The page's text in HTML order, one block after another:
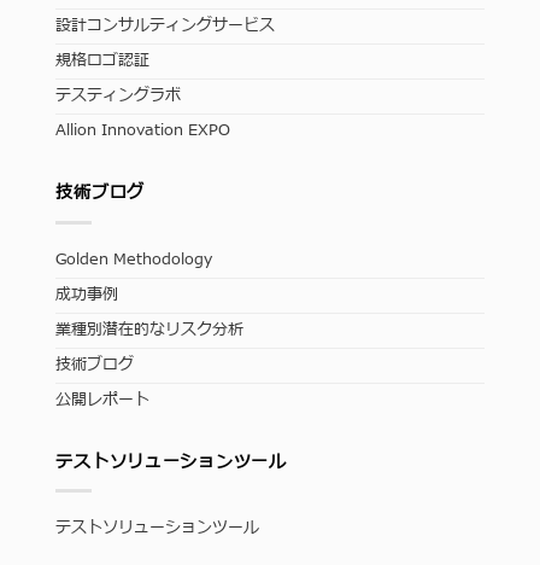
設計コンサルティングサービス
規格ロゴ認証
テスティングラボ
Allion Innovation EXPO
技術ブログ
Golden Methodology
成功事例
業種別潜在的なリスク分析
技術ブログ
公開レポート
テストソリューションツール
テストソリューションツール